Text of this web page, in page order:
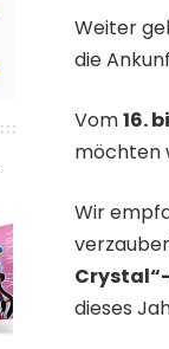
Weiter
die
Vom16.
möchten
Wir
dieses